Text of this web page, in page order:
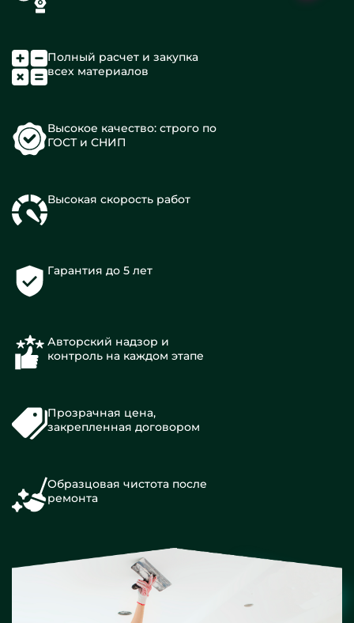
Полный расчет и закупка
всех материалов
Высокое качество: строго по
ГОСТ и СНИП
Высокая скорость работ
Гарантия до 5 лет
Авторский надзор и
контроль на каждом этапе
Прозрачная цена,
закрепленная договором
Образцовая чистота после
ремонта